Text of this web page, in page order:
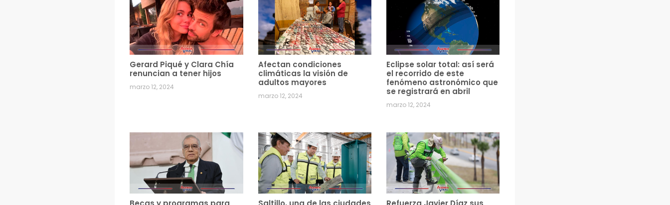
Gerard Piqué y Clara Chía
renuncian a tener hijos
marzo 12, 2024
Afectan condiciones
climáticas la visión de
adultos mayores
marzo 12, 2024
Eclipse solar total: así será
el recorrido de este
fenómeno astronómico que
se registrará en abril
marzo 12, 2024